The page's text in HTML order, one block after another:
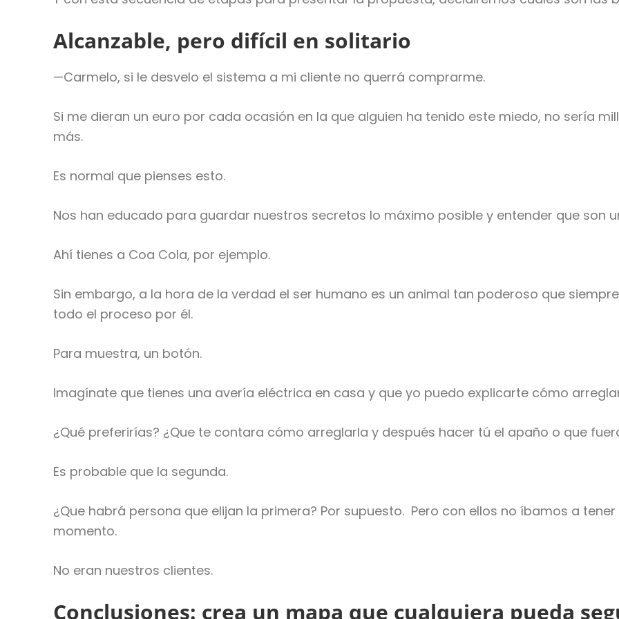
Alcanzable, pero difícil en solitario
—Carmelo, si le desvelo el sistema a mi cliente no querrá comprarme.
Si me dieran un euro por cada ocasión en la que alguien ha tenido este miedo, no sería
más.
Es normal que pienses esto.
Nos han educado para guardar nuestros secretos lo máximo posible y entender que son
Ahí tienes a Coa Cola, por ejemplo.
Sin embargo, a la hora de la verdad el ser humano es un animal tan poderoso que
todo el proceso por él.
Para muestra, un botón.
Imagínate que tienes una avería eléctrica en casa y que yo puedo explicarte cómo
¿Qué preferirías? ¿Que te contara cómo arreglarla y después hacer tú el apaño o que
Es probable que la segunda.
¿Que habrá persona que elijan la primera? Por supuesto. Pero con ellos no íbamos a
momento.
No eran nuestros clientes.
Conclusiones: crea un mapa que cualquiera pueda